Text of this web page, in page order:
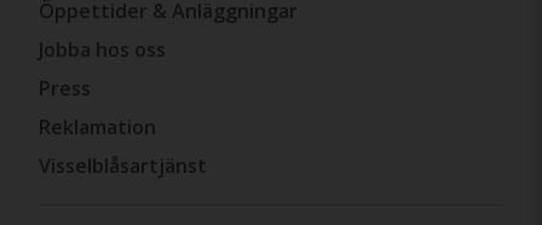
Öppettider & Anläggningar
Jobba hos oss
Press
Reklamation
Visselblåsartjänst